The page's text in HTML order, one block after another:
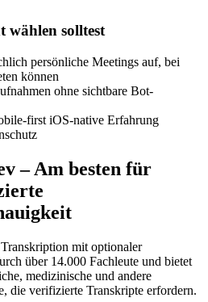
wählen solltest
persönliche Meetings auf, bei
können
ohne sichtbare Bot-
first iOS-native Erfahrung
– Am besten für
mit optionaler
über 14.000 Fachleute und bietet
medizinische und andere
die verifizierte Transkripte erfordern.